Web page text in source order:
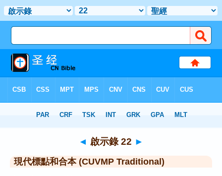
> 啟示錄 22
◄ 啟示錄 22 ►
現代標點和合本 (CUVMP Traditional)